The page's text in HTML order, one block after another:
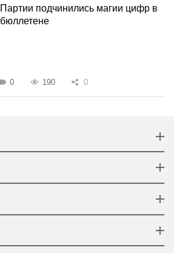
Партии подчинились магии цифр в
бюллетене
0 190 0